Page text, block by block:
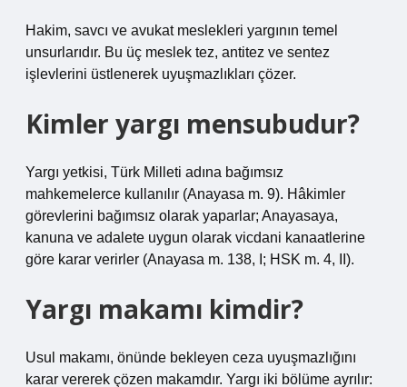
Hakim, savcı ve avukat meslekleri yargının temel
unsurlarıdır. Bu üç meslek tez, antitez ve sentez
işlevlerini üstlenerek uyuşmazlıkları çözer.
Kimler yargı mensubudur?
Yargı yetkisi, Türk Milleti adına bağımsız
mahkemelerce kullanılır (Anayasa m. 9). Hâkimler
görevlerini bağımsız olarak yaparlar; Anayasaya,
kanuna ve adalete uygun olarak vicdani kanaatlerine
göre karar verirler (Anayasa m. 138, I; HSK m. 4, II).
Yargı makamı kimdir?
Usul makamı, önünde bekleyen ceza uyuşmazlığını
karar vererek çözen makamdır. Yargı iki bölüme ayrılır: